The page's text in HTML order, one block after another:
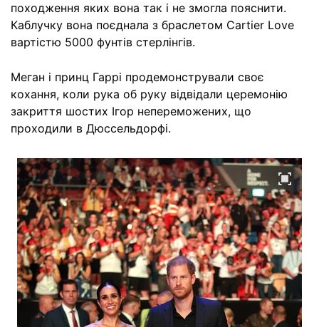
походження яких вона так і не змогла пояснити.
Каблучку вона поєднала з браслетом Cartier Love
вартістю 5000 фунтів стерлінгів.
Меган і принц Гаррі продемонстрували своє
кохання, коли рука об руку відвідали церемонію
закриття шостих Ігор непереможених, що
проходили в Дюссельдорфі.